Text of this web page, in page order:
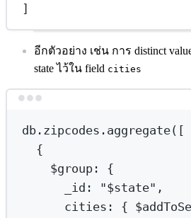
]
อีกตัวอย่าง เช่น การ distinct
state ไว้ใน field cities
db.zipcodes.aggregate([
{
$group :
{
_id:
"$state",
cities:
{